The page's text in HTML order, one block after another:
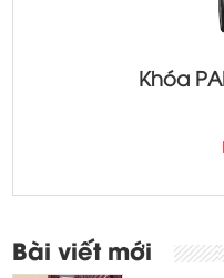
Khóa
Bài viết mới